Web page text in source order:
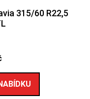
315/60 R22,5